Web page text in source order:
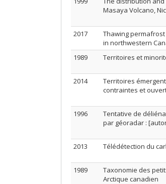
Masaya Volcano,
2017
Thawing
in northwestern
1989
Territoires et
2014
Territoires
contraintes et
1996
Tentative de
par géoradar :
2013
Télédétection du
1989
Taxonomie des
Arctique canadien